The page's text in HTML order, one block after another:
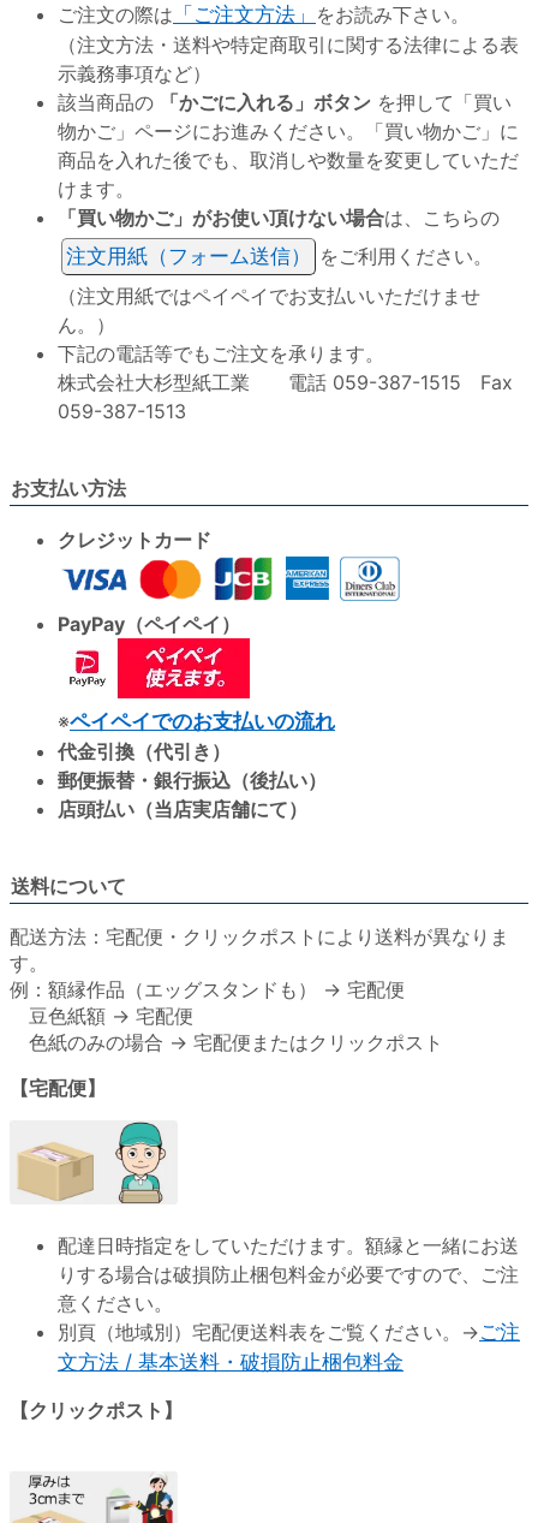
ご注文の際は 「ご注文方法」 をお読み下さい。
（注文方法・送料や特定商取引に関する法律による表
示義務事項など）
該当商品の
「かごに入れる」ボタン を押して「買い
物かご」ページにお進みください。「買い物かご」に
商品を入れた後でも、取消しや数量を変更していただ
けます。
「買い物かご」がお使い頂けない場合は、こちらの
注文用紙（フォーム送信）
をご利用ください。
（注文用紙ではペイペイでお支払いいただけませ
ん。）
下記の電話等でもご注文を承ります。
株式会社大杉型紙工業 電話 059-387-1515 Fax
059-387-1513
お支払い方法
クレジットカード
PayPay（ペイペイ）
※ペイペイでのお支払いの流れ
代金引換（代引き）
郵便振替・銀行振込（後払い）
店頭払い（当店実店舗にて）
送料について
配送方法：宅配便・クリックポストにより送料が異なりま
す。
例：額縁作品（エッグスタンドも） → 宅配便
豆色紙額 → 宅配便
色紙のみの場合 → 宅配便またはクリックポスト
【宅配便】
配達日時指定をしていただけます。額縁と一緒にお送
りする場合は破損防止梱包料金が必要ですので、ご注
意ください。
別頁（地域別）宅配便送料表をご覧ください。→ご注
文方法 / 基本送料・破損防止梱包料金
【クリックポスト】